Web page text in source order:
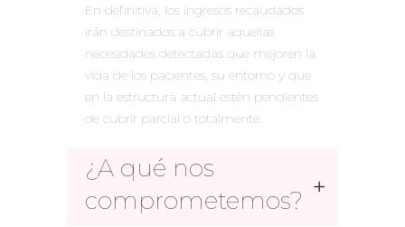
En definitiva, los ingresos recaudados
irán destinados a cubrir aquellas
necesidades detectadas que mejoren la
vida de los pacientes, su entorno y que
en la estructura actual estén pendientes
de cubrir parcial o totalmente.
¿A qué nos
comprometemos?